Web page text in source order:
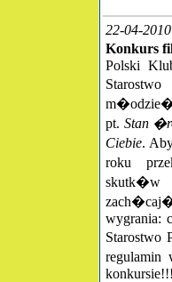
22-04-2010
Konkurs
Polski
pt. Stan
Ciebie.
roku
skutk�w
wygrania:
Starostwo
konkursie!!!